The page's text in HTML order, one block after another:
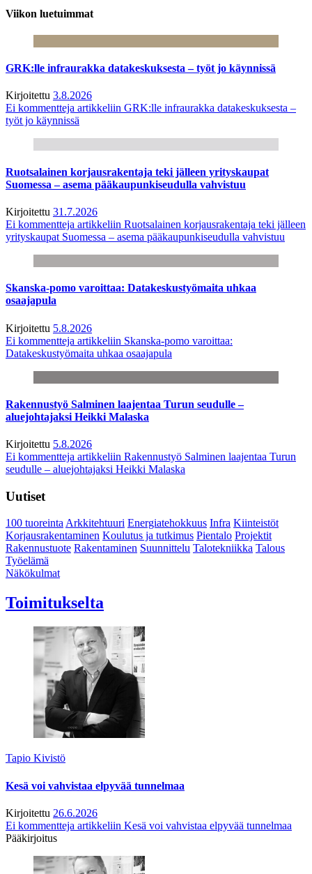
Viikon luetuimmat
GRK:lle infraurakka datakeskuksesta – työt jo käynnissä
Kirjoitettu 3.8.2026
Ei kommentteja artikkeliin GRK:lle infraurakka datakeskuksesta –
työt jo käynnissä
Ruotsalainen korjausrakentaja teki jälleen yrityskaupat
Suomessa – asema pääkaupunkiseudulla vahvistuu
Kirjoitettu 31.7.2026
Ei kommentteja artikkeliin Ruotsalainen korjausrakentaja teki jälleen
yrityskaupat Suomessa – asema pääkaupunkiseudulla vahvistuu
Skanska-pomo varoittaa: Datakeskustyömaita uhkaa
osaajapula
Kirjoitettu 5.8.2026
Ei kommentteja artikkeliin Skanska-pomo varoittaa:
Datakeskustyömaita uhkaa osaajapula
Rakennustyö Salminen laajentaa Turun seudulle –
aluejohtajaksi Heikki Malaska
Kirjoitettu 5.8.2026
Ei kommentteja artikkeliin Rakennustyö Salminen laajentaa Turun
seudulle – aluejohtajaksi Heikki Malaska
Uutiset
100 tuoreintaArkkitehtuuri Energiatehokkuus Infra Kiinteistöt
Korjausrakentaminen Koulutus ja tutkimus Pientalo Projektit
Rakennustuote Rakentaminen Suunnittelu Talotekniikka Talous
Työelämä
Näkökulmat
Toimitukselta
Tapio Kivistö
Kesä voi vahvistaa elpyvää tunnelmaa
Kirjoitettu 26.6.2026
Ei kommentteja artikkeliin Kesä voi vahvistaa elpyvää tunnelmaa
Pääkirjoitus